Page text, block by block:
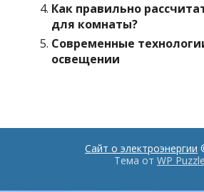
Как правильно
для комнаты?
Современные
освещении
Сайт о электроэнергии
Тема от WP Puzzle